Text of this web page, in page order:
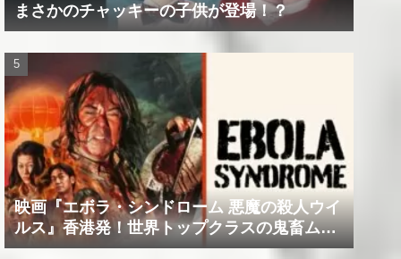
まさかのチャッキーの子供が登場！？
映画『エボラ・シンドローム 悪魔の殺人ウイ
ルス』香港発！世界トップクラスの鬼畜ムー
ビー！！